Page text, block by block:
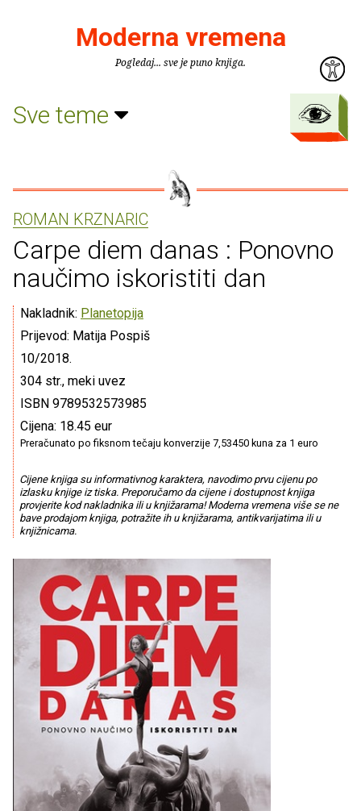
Moderna vremena
Pogledaj... sve je puno knjiga.
Sve teme
ROMAN KRZNARIC
Carpe diem danas : Ponovno
naučimo iskoristiti dan
Nakladnik: Planetopija
Prijevod: Matija Pospiš
10/2018.
304 str., meki uvez
ISBN 9789532573985
Cijena: 18.45 eur
Preračunato po fiksnom tečaju konverzije 7,53450 kuna za 1 euro
Cijene knjiga su informativnog karaktera, navodimo prvu cijenu po
izlasku knjige iz tiska. Preporučamo da cijene i dostupnost knjiga
provjerite kod nakladnika ili u knjižarama! Moderna vremena više se ne
bave prodajom knjiga, potražite ih u knjižarama, antikvarijatima ili u
knjižnicama.